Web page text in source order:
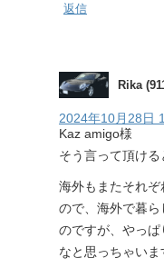
返信
Rika
2024年10月28日
Kaz amigo様
そう言って頂ける
海外もまたそれ
ので、海外で暮
のですが、やっ
なと思っちゃいま